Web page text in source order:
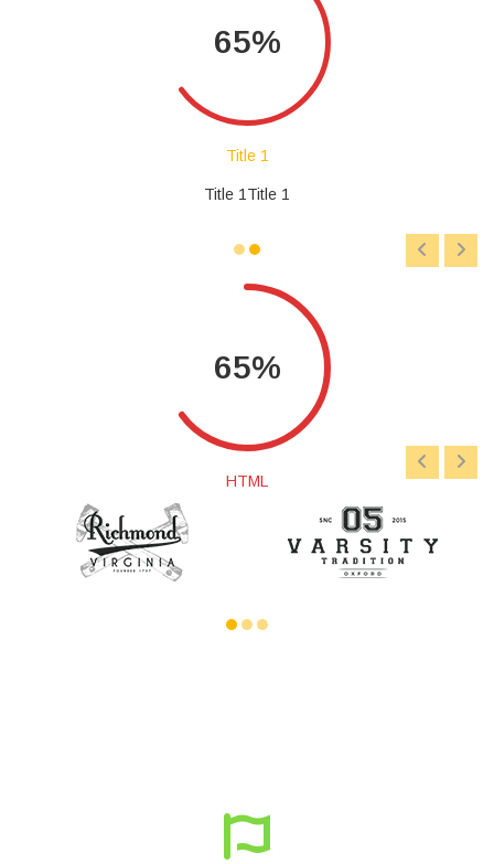
65
Title 1
Title 1Title 1
65
HTML